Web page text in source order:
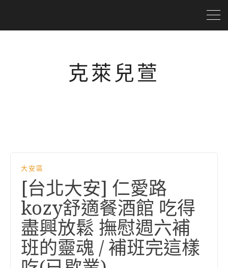
克萊兒萱
大安區
[台北大安] 仁愛路
kozy舒適餐酒館 吃得
盡興放鬆 撫慰週六補
班的靈魂 / 補班完這樣